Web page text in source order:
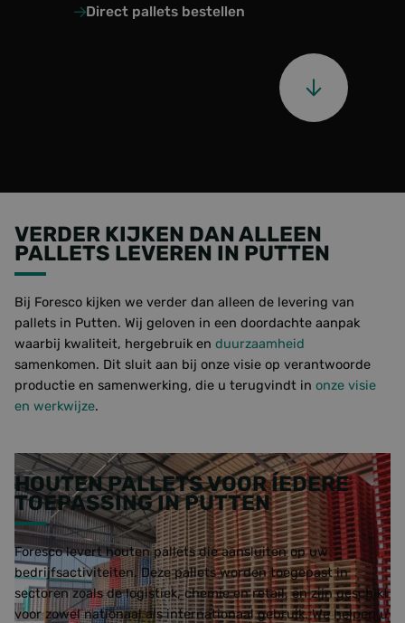
Direct pallets bestellen
VERDER KIJKEN DAN ALLEEN
PALLETS LEVEREN IN PUTTEN
Bij Foresco kijken we verder dan alleen de levering van
pallets in Putten. Wij geloven in een doordachte aanpak
waarbij kwaliteit, hergebruik en duurzaamheid
samenkomen. Dit sluit aan bij onze visie op verantwoorde
productie en samenwerking, die u terugvindt in onze visie
en werkwijze.
HOUTEN PALLETS VOOR ÍEDERE
TOEPASSING IN PUTTEN
Foresco levert houten pallets die aansluiten op uw
bedrijfsactiviteiten. Deze pallets worden toegepast in
sectoren zoals de logistiek, chemie en retail, en zijn geschikt
voor zowel nationaal als internationaal gebruik. We helpen u